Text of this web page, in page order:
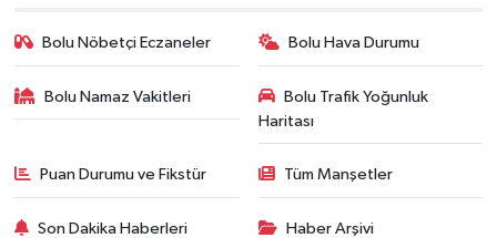
Bolu Nöbetçi Eczaneler Bolu Hava Durumu
Bolu Namaz Vakitleri
Bolu Trafik Yoğunluk
Haritası
Puan Durumu ve Fikstür Tüm Manşetler
Son Dakika Haberleri Haber Arşivi